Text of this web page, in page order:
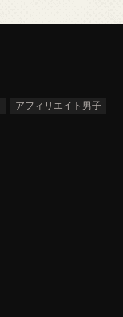
アフィリエイト男子